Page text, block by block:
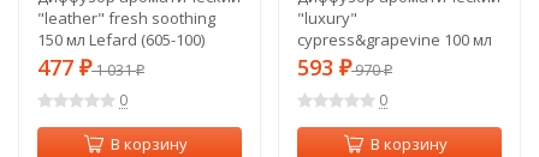
"leather" fresh soothing
150 мл Lefard (605-100)
477 ₽1 031₽
0
В корзину
"luxury"
cypress&grapevine 100 мл
Lefard (605-117)
593 ₽970₽
0
В корзину